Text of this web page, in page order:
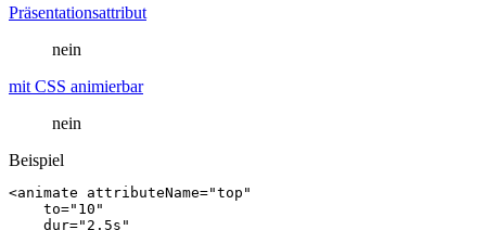
Präsentationsattribut
nein
mit CSS animierbar
nein
Beispiel
<animate attributeName="top"
to="10"
dur="2.5s"